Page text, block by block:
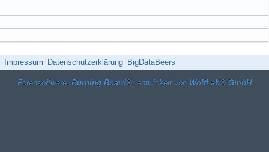
Impressum Datenschutzerklärung BigDataBeers
Forensoftware: Burning Board®, entwickelt von WoltLab® GmbH